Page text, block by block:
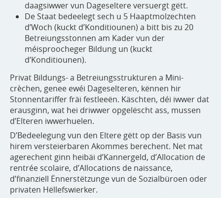
daagsiwwer vun Dageseltere versuergt gëtt.
De Staat bedeelegt sech u 5 Haaptmolzechten
d’Woch (kuckt d’Konditiounen) a bitt bis zu 20
Betreiungsstonnen am Kader vun der
méisproocheger Bildung un (kuckt
d’Konditiounen).
Privat Bildungs- a Betreiungsstrukturen a Mini-
crèchen, genee ewéi Dageselteren, kënnen hir
Stonnentariffer fräi festleeën. Käschten, déi iwwer dat
erausginn, wat hei driwwer opgelëscht ass, mussen
d’Elteren iwwerhuelen.
D’Bedeelegung vun den Eltere gëtt op der Basis vun
hirem versteierbaren Akommes berechent. Net mat
agerechent ginn heibäi d’Kannergeld, d’Allocation de
rentrée scolaire, d’Allocations de naissance,
d’finanziell Ënnerstëtzunge vun de Sozialbüroen oder
privaten Hëllefswierker.